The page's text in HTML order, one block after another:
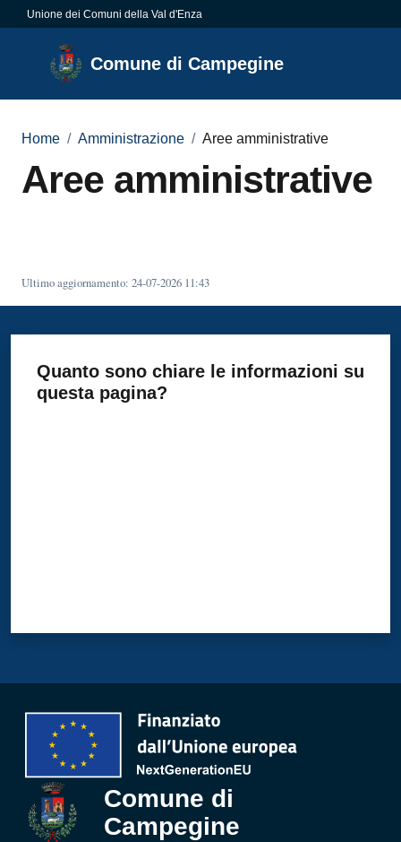
Vai al contenuto
Vai alla navigazione
Vai al footer
Unione dei Comuni della Val d'Enza
Comune di Campegine
Comune di
Campegine
Amministrazione
Menu selezionato
Vivere
Campegine
Tutti
Seguici
su
Home / Amministrazione / Aree amministrative
Aree amministrative
Ultimo aggiornamento: 24-07-2026 11:43
Quanto sono chiare le informazioni su
questa pagina?
Comune di
Campegine